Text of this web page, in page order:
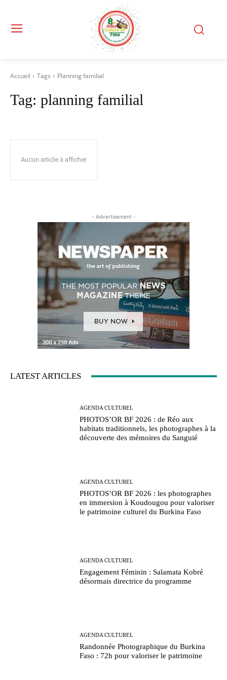
Accueil Tags Planning familial
Tag: planning familial
Aucun article à afficher
- Advertisement -
LATEST ARTICLES
AGENDA CULTUREL
PHOTOS’OR BF 2026 : de Réo aux
habitats traditionnels, les photographes à la
découverte des mémoires du Sanguié
AGENDA CULTUREL
PHOTOS’OR BF 2026 : les photographes
en immersion à Koudougou pour valoriser
le patrimoine culturel du Burkina Faso
AGENDA CULTUREL
Engagement Féminin : Salamata Kobré
désormais directrice du programme
AGENDA CULTUREL
Randonnée Photographique du Burkina
Faso : 72h pour valoriser le patrimoine